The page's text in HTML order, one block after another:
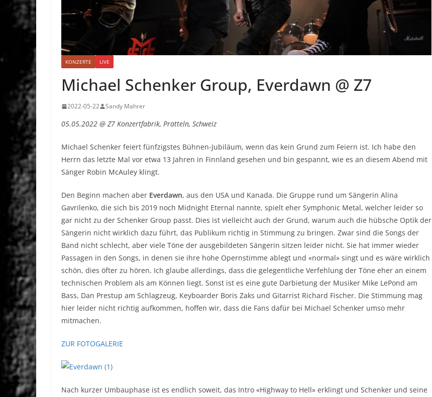
KONZERTE LIVE
Michael Schenker Group, Everdawn @ Z7
2022-05-22 Sandy Mahrer
05.05.2022 @ Z7 Konzertfabrik, Pratteln, Schweiz
Michael Schenker feiert fünfzigstes Bühnen-Jubiläum, wenn das kein Grund zum Feiern ist. Ich habe den
Herrn das letzte Mal vor etwa 13 Jahren in Finnland gesehen und bin gespannt, wie es an diesem Abend mit
Sänger Robin McAuley klingt.
Den Beginn machen aber Everdawn, aus den USA und Kanada. Die Gruppe rund um Sängerin Alina
Gavrilenko, die sich bis 2019 noch Midnight Eternal nannte, spielt eher Symphonic Metal, welcher leider so
gar nicht zu der Schenker Group passt. Dies ist vielleicht auch der Grund, warum auch die hübsche Optik der
Sängerin nicht wirklich dazu führt, das Publikum richtig in Stimmung zu bringen. Zwar sind die Songs der
Band nicht schlecht, aber viele Töne der ausgebildeten Sängerin sitzen leider nicht. Sie hat immer wieder
Passagen in den Songs, in denen sie ihre hohe Opernstimme ablegt und «normal» singt und es wäre wirklich
schön, dies öfter zu hören. Ich glaube allerdings, dass die gelegentliche Verfehlung der Töne eher an einem
technischen Problem als am Können liegt. Sonst ist es eine gute Darbietung der Musiker Mike LePond am
Bass, Dan Prestup am Schlagzeug, Keyboarder Boris Zaks und Gitarrist Richard Fischer. Die Stimmung mag
hier leider nicht richtig aufkommen, hoffen wir, dass die Fans dafür bei Michael Schenker umso mehr
mitmachen.
ZUR FOTOGALERIE
Nach kurzer Umbauphase ist es endlich soweit, das Intro «Highway to Hell» erklingt und Schenker und seine